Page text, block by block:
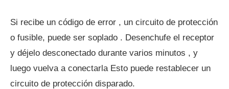
Si recibe un código de error , un circuito de protección
o fusible, puede ser soplado . Desenchufe el receptor
y déjelo desconectado durante varios minutos , y
luego vuelva a conectarla Esto puede restablecer un
circuito de protección disparado.